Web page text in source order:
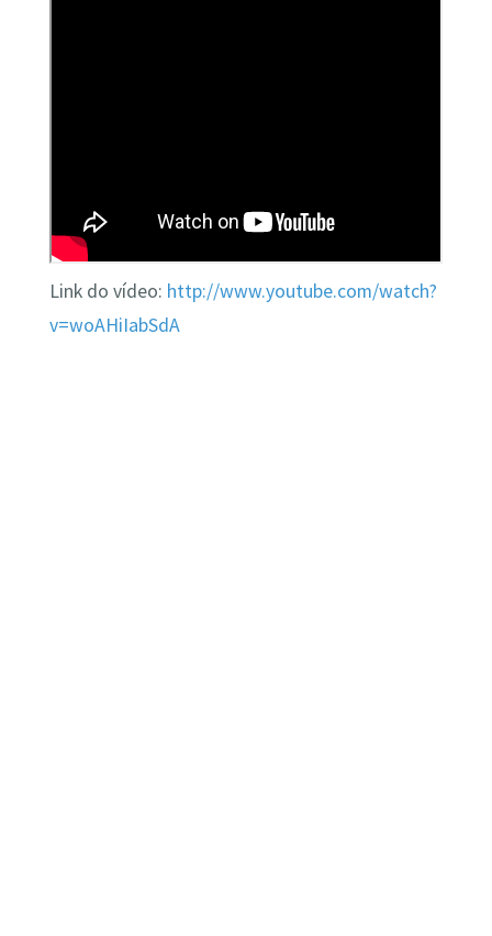
Link do vídeo: http://www.youtube.com/watch?
v=woAHiIabSdA